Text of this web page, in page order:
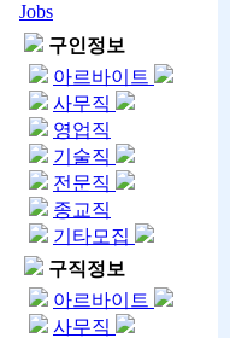
Jobs
구인정보
아르바이트
사무직
영업직
기술직
전문직
종교직
기타모집
구직정보
아르바이트
사무직